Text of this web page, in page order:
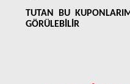
TUTAN
BU
GÖRÜLEBİLİR